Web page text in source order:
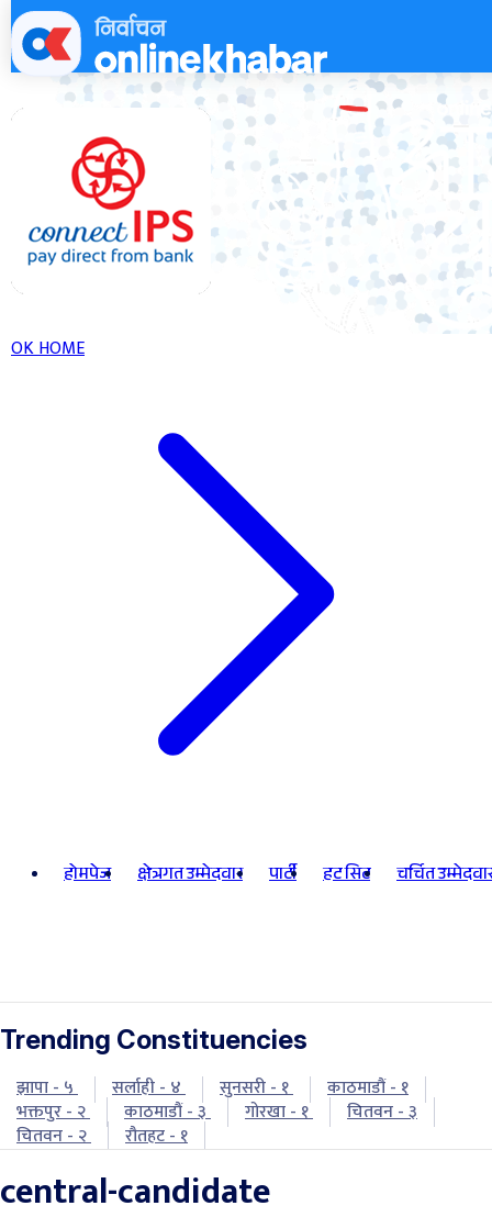
Skip
to
content
OK HOME
होमपेज क्षेत्रगत उम्मेदवार पार्टी हट सिट चर्चित
Trending Constituencies
झापा - ५ सर्लाही - ४ सुनसरी - १
काठमाडौं - १
भक्तपुर - २
काठमाडौं - ३ गोरखा - १
चितवन - ३
चितवन - २
रौतहट - १
central-candidate